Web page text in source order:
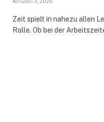
AUGUST 3, 2026
Zeit spielt in nahezu allen
Rolle. Ob bei der